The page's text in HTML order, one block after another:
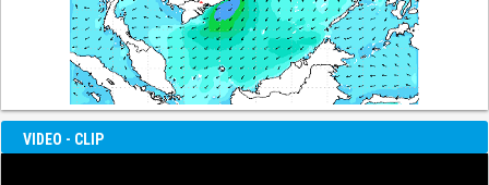
VIDEO - CLIP